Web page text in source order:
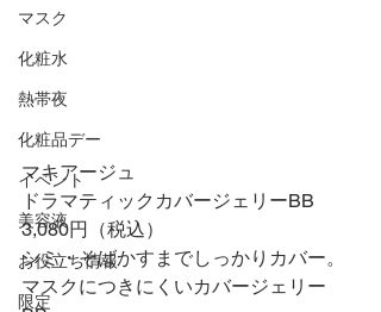
マスク
化粧水
熱帯夜
化粧品デー
イベント
美容液
お役立ち情報
限定
マキアージュ
ドラマティックカバージェリーBB
3,080円（税込）
シミ・そばかすまでしっかりカバー。
マスクにつきにくいカバージェリー